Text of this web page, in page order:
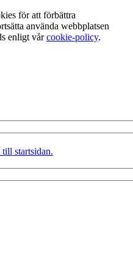
för att förbättra
använda webbplatsen
enligt vårcookie-policy.